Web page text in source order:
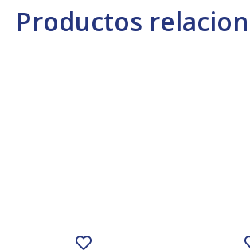
Productos